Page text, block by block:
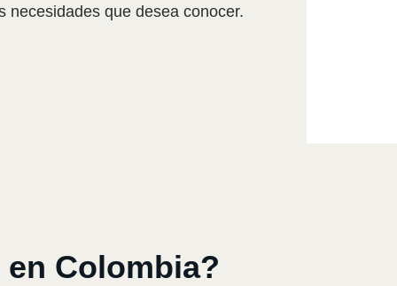
necesidades que desea conocer.
Colombia?